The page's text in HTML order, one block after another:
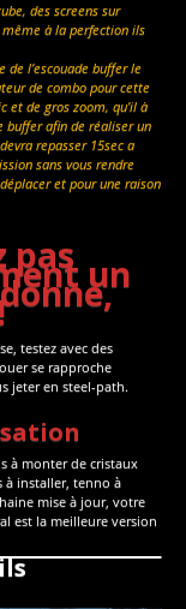
des screens sur
à la perfection ils
de l’escouade buffer le
de combo pour cette
et de gros zoom, qu’il à
buffer afin de réaliser un
repasser 15sec a
sans vous rendre
et pour une raison
pas un
testez avec des
se rapproche
jeter en steel-path.
à monter de cristaux
à installer, tenno à
mise à jour, votre
est la meilleure version